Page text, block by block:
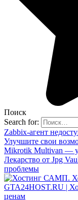
Поиск
Search for:
Zabbix-агент
Улучшите свои
Mikrotik Multivan —
Лекарство от Jpg
проблемы